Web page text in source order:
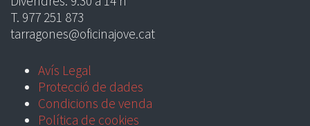
T. 977 251 873
tarragones@oficinajove.cat
Avís Legal
Protecció de dades
Condicions de venda
Política de cookies